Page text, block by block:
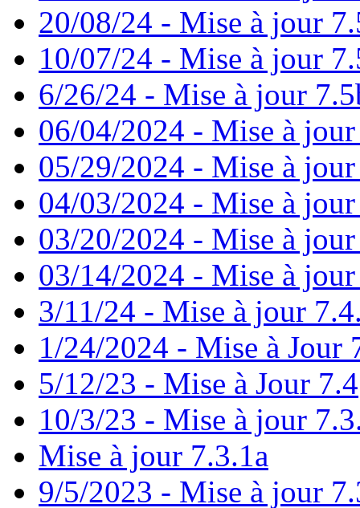
20/08/24 - Mise à jour
10/07/24 - Mise à jour
6/26/24 - Mise à jour
06/04/2024 - Mise à
05/29/2024 - Mise à
04/03/2024 - Mise à
03/20/2024 - Mise à
03/14/2024 - Mise à
3/11/24 - Mise à jour
1/24/2024 - Mise à Jour
5/12/23 - Mise à Jour 7.4
10/3/23 - Mise à jour
Mise à jour 7.3.1a
9/5/2023 - Mise à jour